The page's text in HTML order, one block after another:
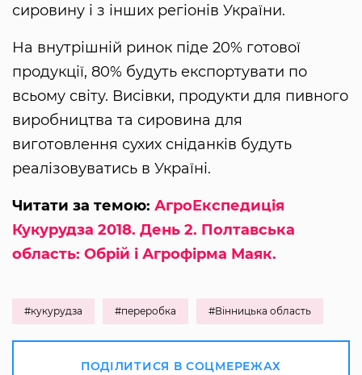
сировину і з інших регіонів України.
На внутрішній ринок піде 20% готової
продукції, 80% будуть експортувати по
всьому світу. Висівки, продукти для пивного
виробництва та сировина для
виготовлення сухих сніданків будуть
реалізовуватись в Україні.
Читати за темою: АгроЕкспедиція
Кукурудза 2018. День 2. Полтавська
область: Обрій і Агрофірма Маяк.
#кукурудза #переробка #Вінницька область
ПОДІЛИТИСЯ В СОЦМЕРЕЖАХ